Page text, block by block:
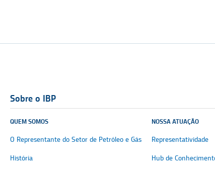
Sobre o IBP
QUEM SOMOS
O Representante do Setor de Petróleo e Gás
História
NOSSA ATUAÇÃO
Representatividade
Hub de